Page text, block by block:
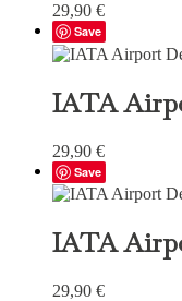
29,90 €
Save
IATA
29,90 €
Save
IATA
29,90 €